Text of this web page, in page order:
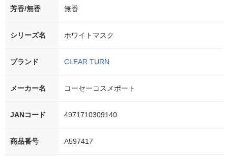
芳香/無香 無香
シリーズ名 ホワイトマスク
ブランド CLEAR TURN
メーカー名 コーセーコスメポート
JANコード 4971710309140
商品番号 A597417